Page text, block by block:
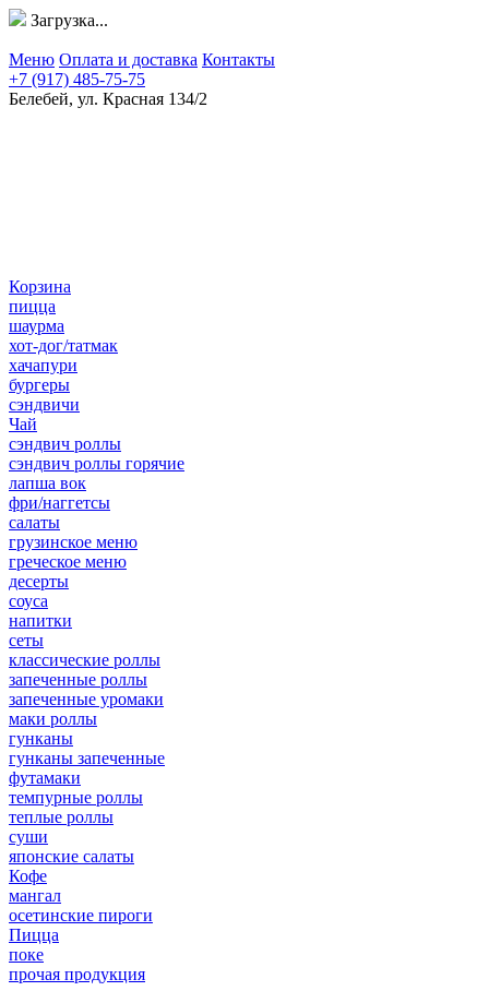
Загрузка...
Меню Оплата и доставка Контакты
+7 (917) 485-75-75
Белебей, ул. Красная 134/2
Корзина
пицца
шаурма
хот-дог/татмак
хачапури
бургеры
сэндвичи
Чай
сэндвич роллы
сэндвич роллы горячие
лапша вок
фри/наггетсы
салаты
грузинское меню
греческое меню
десерты
соуса
напитки
сеты
классические роллы
запеченные роллы
запеченные уромаки
маки роллы
гунканы
гунканы запеченные
футамаки
темпурные роллы
теплые роллы
суши
японские салаты
Кофе
мангал
осетинские пироги
Пицца
поке
прочая продукция